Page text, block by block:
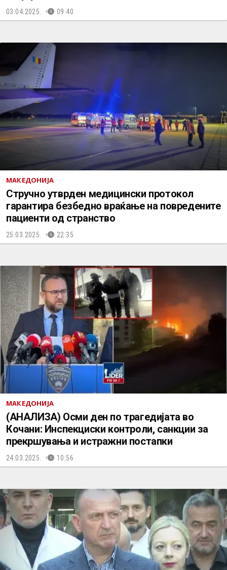
03.04.2025. 09:40
МАКЕДОНИЈА
Стручно утврден медицински протокол
гарантира безбедно враќање на повредените
пациенти од странство
25.03.2025. 22:35
МАКЕДОНИЈА
(АНАЛИЗА) Осми ден по трагедијата во
Кочани: Инспекциски контроли, санкции за
прекршувања и истражни постапки
24.03.2025. 10:56